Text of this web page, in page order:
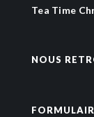
Tea Time
NOUS